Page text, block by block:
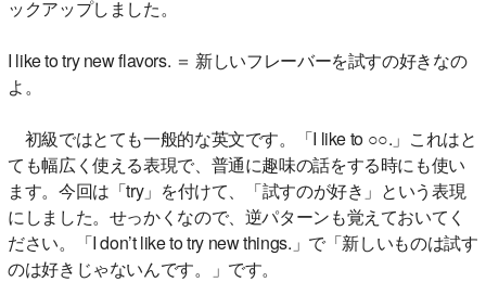
ックアップしました。
I like to try new flavors. ＝ 新しいフレーバーを試すの好きなの
よ。
初級ではとても一般的な英文です。「I like to ○○.」これはと
ても幅広く使える表現で、普通に趣味の話をする時にも使い
ます。今回は「try」を付けて、「試すのが好き」という表現
にしました。せっかくなので、逆パターンも覚えておいてく
ださい。「I don’t like to try new things.」で「新しいものは試す
のは好きじゃないんです。」です。